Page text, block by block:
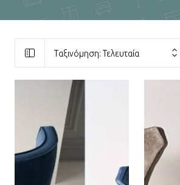
Ταξινόμηση: Τελευταία